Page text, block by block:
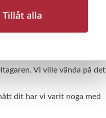
Tillåt alla
Vi ville vända på det
dit har vi varit noga med